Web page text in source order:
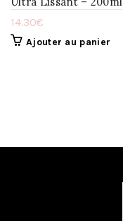
14.30€
Ajouter au panier